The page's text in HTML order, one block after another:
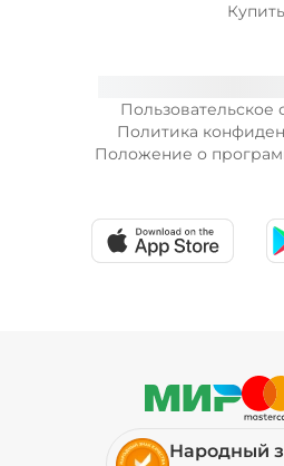
Пользовательское
Политика
Положение о
Народный